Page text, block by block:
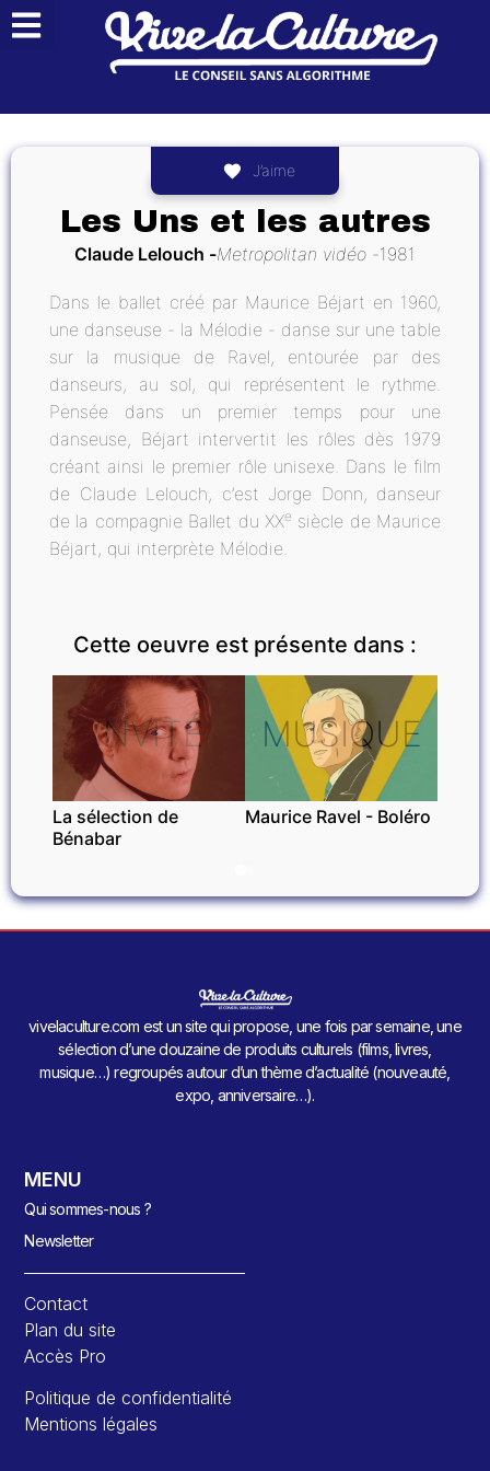
J’aime
Les Uns et les autres
Claude Lelouch Metropolitan vidéo 1981
Dans le ballet créé par Maurice Béjart en 1960,
une danseuse - la Mélodie - danse sur une table
sur la musique de Ravel, entourée par des
danseurs, au sol, qui représentent le rythme.
Pensée dans un premier temps pour une
danseuse, Béjart intervertit les rôles dès 1979
créant ainsi le premier rôle unisexe. Dans le film
de Claude Lelouch, c’est Jorge Donn, danseur
de la compagnie Ballet du XXe siècle de Maurice
Béjart, qui interprète Mélodie.
Cette oeuvre est présente dans :
INVITÉ
La sélection de
Bénabar
MUSIQUE
Maurice Ravel - Boléro
vivelaculture.com est un site qui propose, une fois par semaine, une
sélection d’une douzaine de produits culturels (films, livres,
musique…) regroupés autour d’un thème d’actualité (nouveauté,
expo, anniversaire…).
MENU
Qui sommes-nous ?
Newsletter
Contact
Plan du site
Accès Pro
Politique de confidentialité
Mentions légales